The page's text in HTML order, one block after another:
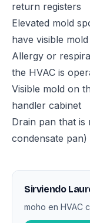
return registers
Elevated mold
have visible
Allergy or
the HVAC is
Visible mold on
handler cabinet
Drain pan that is
condensate pan)
Sirviendo
moho en HVAC